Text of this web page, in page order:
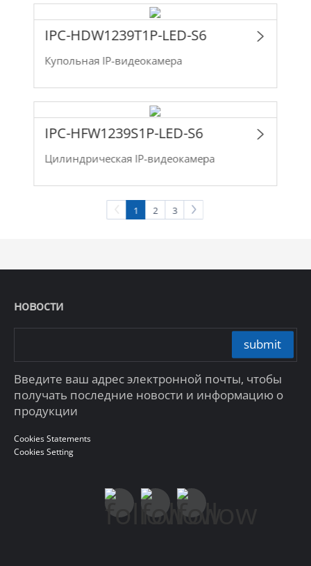
IPC-HDW1239T1P-LED-S6
Купольная IP-видеокамера
IPC-HFW1239S1P-LED-S6
Цилиндрическая IP-видеокамера
1 2 3
новости
submit
Введите ваш адрес электронной почты, чтобы
получать последние новости и информацию о
продукции
Cookies Statements
Cookies Setting